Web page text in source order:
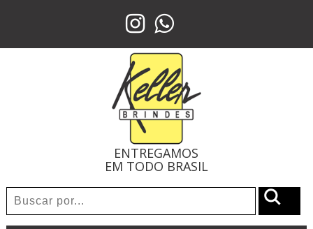
ENTREGAMOS
EM TODO BRASIL